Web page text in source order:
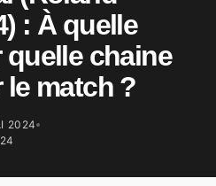
: À quelle
quelle chaine
le match ?
2024